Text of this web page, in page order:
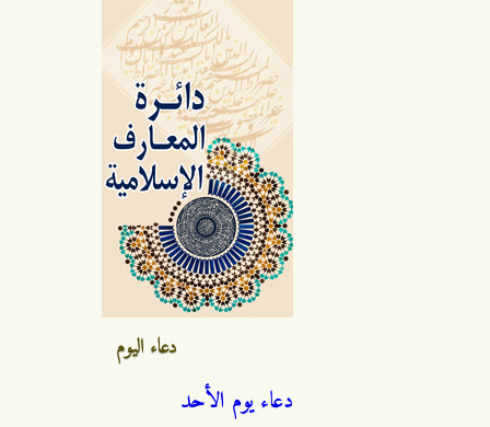
دعاء اليوم
دعاء يوم الأحد